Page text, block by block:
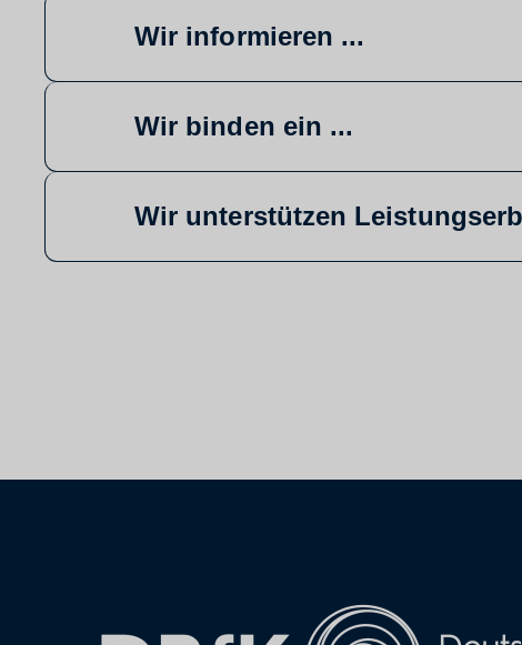
Wir informieren ...
Wir binden ein ...
Wir unterstützen